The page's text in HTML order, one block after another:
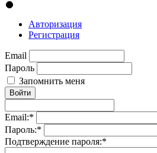
Авторизация
Регистрация
Email
Пароль
Запомнить меня
Войти
Email:*
Пароль:*
Подтверждение пароля:*